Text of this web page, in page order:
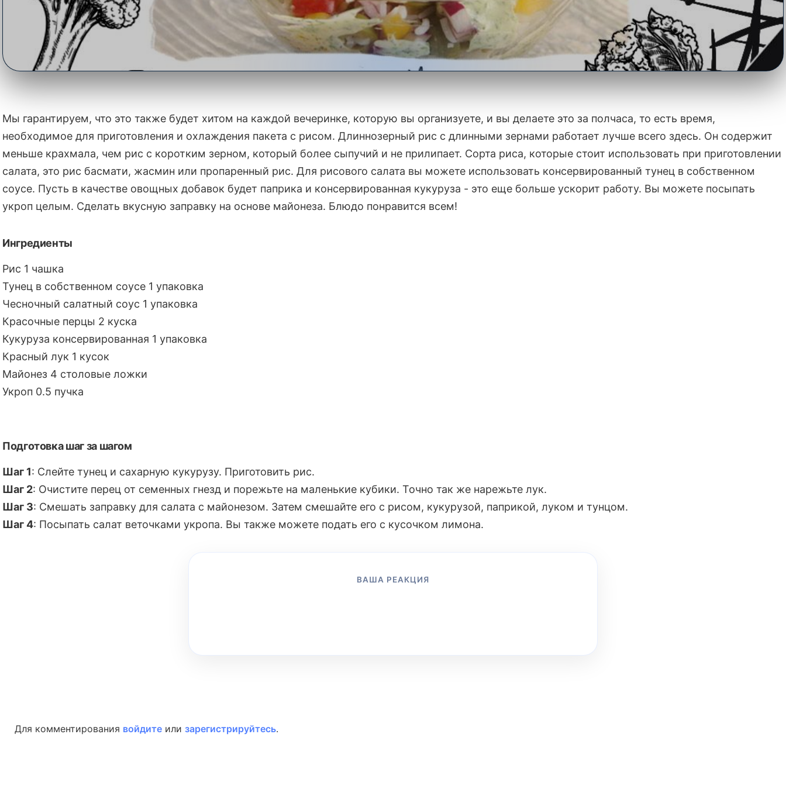
Рисовый салат с тунцом
🍽️ Гастрономия • Рецепты
Мы гарантируем, что это также будет хитом на каждой вечеринке, которую вы организуете, и вы делаете это за полчаса, то есть время,
необходимое для приготовления и охлаждения пакета с рисом. Длиннозерный рис с длинными зернами работает лучше всего здесь. Он содержит
меньше крахмала, чем рис с коротким зерном, который более сыпучий и не прилипает. Сорта риса, которые стоит использовать при приготовлении
салата, это рис басмати, жасмин или пропаренный рис. Для рисового салата вы можете использовать консервированный тунец в собственном
соусе. Пусть в качестве овощных добавок будет паприка и консервированная кукуруза - это еще больше ускорит работу. Вы можете посыпать
укроп целым. Сделать вкусную заправку на основе майонеза. Блюдо понравится всем!
Ингредиенты
Рис 1 чашка
Тунец в собственном соусе 1 упаковка
Чесночный салатный соус 1 упаковка
Красочные перцы 2 куска
Кукуруза консервированная 1 упаковка
Красный лук 1 кусок
Майонез 4 столовые ложки
Укроп 0.5 пучка
Подготовка шаг за шагом
Шаг 1: Слейте тунец и сахарную кукурузу. Приготовить рис.
Шаг 2: Очистите перец от семенных гнезд и порежьте на маленькие кубики. Точно так же нарежьте лук.
Шаг 3: Смешать заправку для салата с майонезом. Затем смешайте его с рисом, кукурузой, паприкой, луком и тунцом.
Шаг 4: Посыпать салат веточками укропа. Вы также можете подать его с кусочком лимона.
ВАША РЕАКЦИЯ
Для комментирования войдите или зарегистрируйтесь.